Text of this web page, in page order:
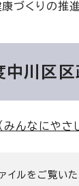
づくりの推進
川区区
みんなにや
イルをご覧い